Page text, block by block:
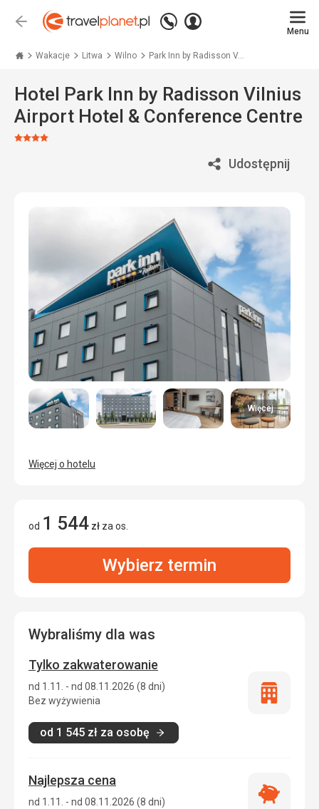
Wstecz
Zadzwoń
+48
771
Zaloguj
Menu
Wakacje Litwa Wilno Park Inn by Radisson V...
Hotel Park Inn by Radisson Vilnius
Airport Hotel & Conference Centre
Ocena:
Udostępnij
Więcej
Więcej o hotelu
od 1 544 zł za os.
Wybierz termin
Wybraliśmy dla was
Tylko zakwaterowanie
nd 1.11. - nd 08.11.2026 (8 dni)
Bez wyżywienia
od 1 545 zł za osobę
Tylko
Najlepsza cena
nd 1.11. - nd 08.11.2026 (8 dni)
Najlepsza